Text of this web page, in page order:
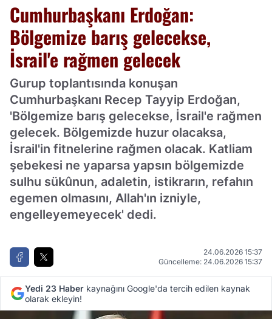
Cumhurbaşkanı Erdoğan:
Bölgemize barış gelecekse,
İsrail'e rağmen gelecek
Gurup toplantısında konuşan
Cumhurbaşkanı Recep Tayyip Erdoğan,
'Bölgemize barış gelecekse, İsrail'e rağmen
gelecek. Bölgemizde huzur olacaksa,
İsrail'in fitnelerine rağmen olacak. Katliam
şebekesi ne yaparsa yapsın bölgemizde
sulhu sükûnun, adaletin, istikrarın, refahın
egemen olmasını, Allah'ın izniyle,
engelleyemeyecek' dedi.
24.06.2026 15:37
Güncelleme: 24.06.2026 15:37
Yedi 23 Haber kaynağını Google'da tercih edilen kaynak
olarak ekleyin!